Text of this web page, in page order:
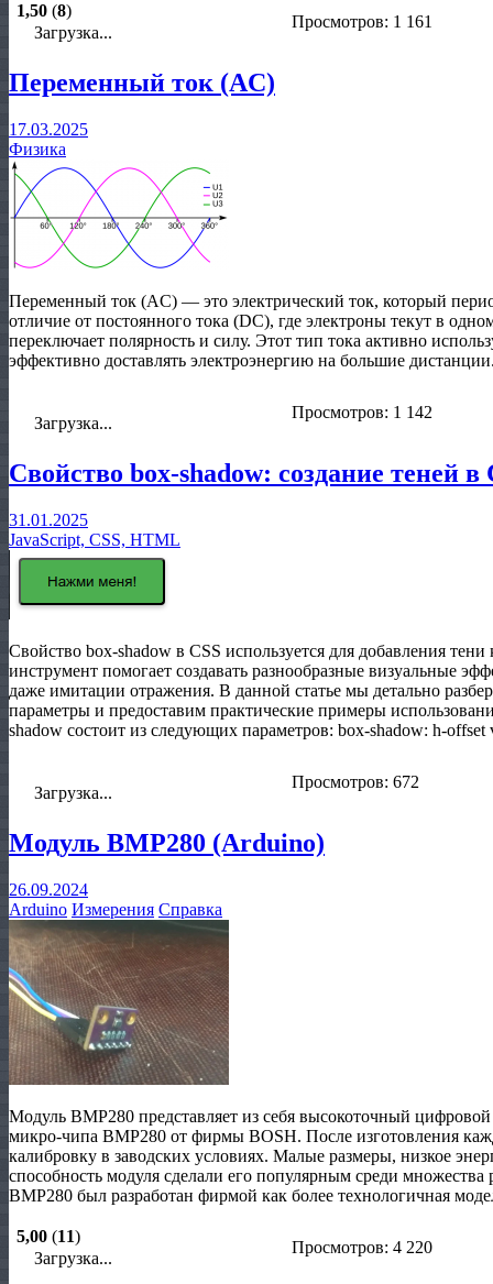
1,50 (8)
Загрузка...
Просмотров: 1 161
Переменный ток (AC)
17.03.2025
Физика
Переменный ток (AC) — это электрический ток, который
отличие от постоянного тока (DC), где электроны текут в
переключает полярность и силу. Этот тип тока активно
эффективно доставлять электроэнергию на большие
Загрузка...
Просмотров: 1 142
Свойство box-shadow: создание теней в
31.01.2025
JavaScript, CSS, HTML
Свойство box-shadow в CSS используется для добавления
инструмент помогает создавать разнообразные визуальные
даже имитации отражения. В данной статье мы детально
параметры и предоставим практические примеры
shadow состоит из следующих параметров: box-shadow: h-
Загрузка...
Просмотров: 672
Модуль BMP280 (Arduino)
26.09.2024
Arduino Измерения Справка
Модуль BMP280 представляет из себя высокоточный
микро-чипа BMP280 от фирмы BOSH. После изготовления
калибровку в заводских условиях. Малые размеры, низкое
способность модуля сделали его популярным среди
BMP280 был разработан фирмой как более технологичная
5,00 (11)
Загрузка...
Просмотров: 4 220